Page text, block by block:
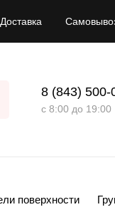
Доставка
8 (843) 500-
с 8:00 до 19:00
поверхности